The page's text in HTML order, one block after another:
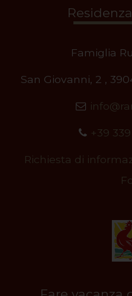
Famiglia
San Giovanni, 2 ,
+39
Richiesta di